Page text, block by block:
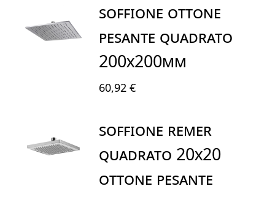
SOFFIONE OTTONE
PESANTE QUADRATO
200X200mm
60,92 €
SOFFIONE REMER
QUADRATO 20X20
OTTONE PESANTE